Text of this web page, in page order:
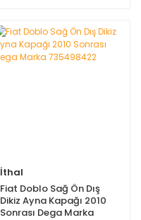
İthal
Fiat Doblo Sağ Ön Dış
Dikiz Ayna Kapağı 2010
Sonrası Dega Marka